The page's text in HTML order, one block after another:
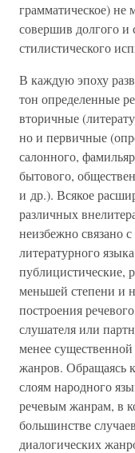
грамматическое) не
совершив долгого
стилистического
В каждую эпоху
тон определенные
вторичные
но и первичные
салонного,
бытового,
и др.). Всякое
различных
неизбежно связано
литературного
публицистические,
меньшей степени и
построения
слушателя или
менее
жанров. Обращаясь
слоям народного
речевым жанрам, в
большинстве
диалогических